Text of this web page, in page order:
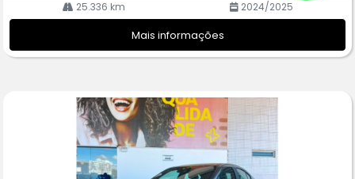
25.336 km 2024/2025
Mais informações